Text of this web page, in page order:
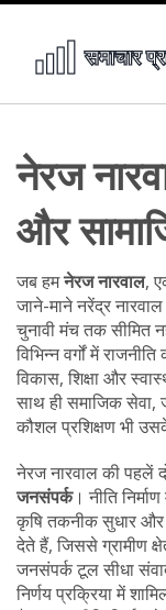
नेरज
और
जब हमनेरज नारवाल,
जाने-मानेनरेंद्र नारवाल
चुनावी मंच तक सीमित
विभिन्न वर्गों में
विकास, शिक्षा और
साथ हीसमाजिक सेवा,
कौशल प्रशिक्षणभी
नेरज नारवाल की पहलें
जनसंपर्क। नीति
कृषि तकनीक सुधार
देते हैं, जिससे ग्रामीण
जनसंपर्क टूल सीधा
निर्णय प्रक्रिया में